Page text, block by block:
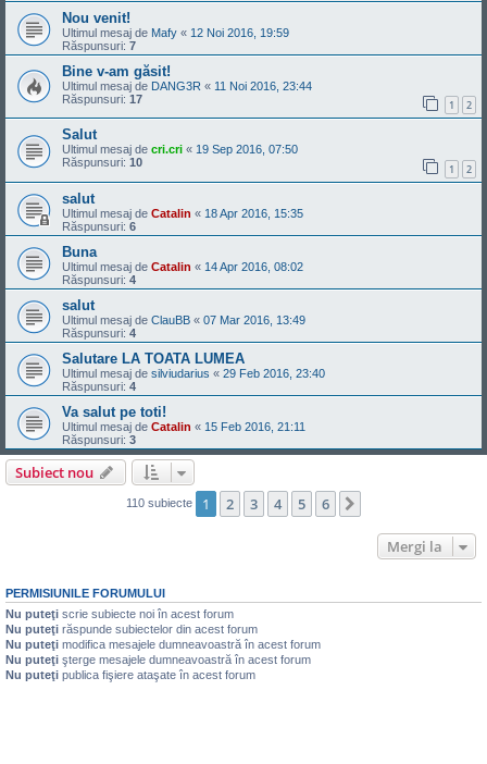
Nou venit!
Ultimul mesaj de Mafy « 12 Noi 2016, 19:59
Răspunsuri: 7
Bine v-am găsit!
Ultimul mesaj de DANG3R « 11 Noi 2016, 23:44
Răspunsuri: 17 1 2
Salut
Ultimul mesaj de cri.cri « 19 Sep 2016, 07:50
Răspunsuri: 10 1 2
salut
Ultimul mesaj de Catalin « 18 Apr 2016, 15:35
Răspunsuri: 6
Buna
Ultimul mesaj de Catalin « 14 Apr 2016, 08:02
Răspunsuri: 4
salut
Ultimul mesaj de ClauBB « 07 Mar 2016, 13:49
Răspunsuri: 4
Salutare LA TOATA LUMEA
Ultimul mesaj de silviudarius « 29 Feb 2016, 23:40
Răspunsuri: 4
Va salut pe toti!
Ultimul mesaj de Catalin « 15 Feb 2016, 21:11
Răspunsuri: 3
Subiect nou
110 subiecte 1 2 3 4 5 6
Mergi la
PERMISIUNILE FORUMULUI
Nu puteţi scrie subiecte noi în acest forum
Nu puteţi răspunde subiectelor din acest forum
Nu puteţi modifica mesajele dumneavoastră în acest forum
Nu puteţi şterge mesajele dumneavoastră în acest forum
Nu puteţi publica fişiere ataşate în acest forum